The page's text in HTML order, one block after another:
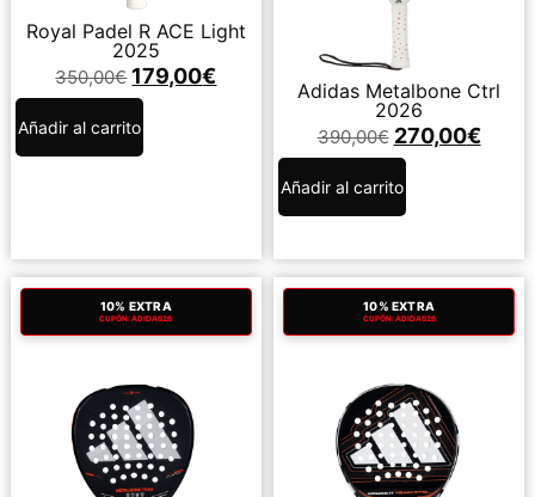
Royal Padel R ACE Light
2025
350,00€ 179,00€
Añadir al carrito
Adidas Metalbone Ctrl
2026
390,00€ 270,00€
Añadir al carrito
10% EXTRA
CUPÓN: ADIDAS26
10% EXTRA
CUPÓN: ADIDAS26